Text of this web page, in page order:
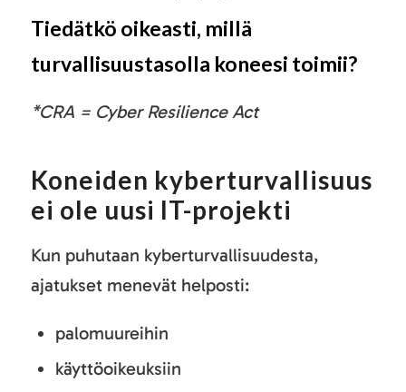
Tiedätkö oikeasti, millä
turvallisuustasolla koneesi toimii?
*CRA = Cyber Resilience Act
Koneiden kyberturvallisuus
ei ole uusi IT-projekti
Kun puhutaan kyberturvallisuudesta,
ajatukset menevät helposti:
palomuureihin
käyttöoikeuksiin